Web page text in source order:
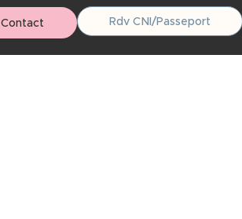
Contact Rdv CNI/Passeport